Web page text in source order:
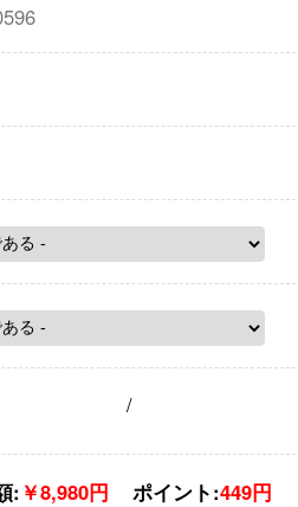
/
: ￥8,980円 ポイント:449円